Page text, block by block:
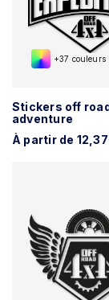
+37 couleurs
Stickers off
adventure
À partir de